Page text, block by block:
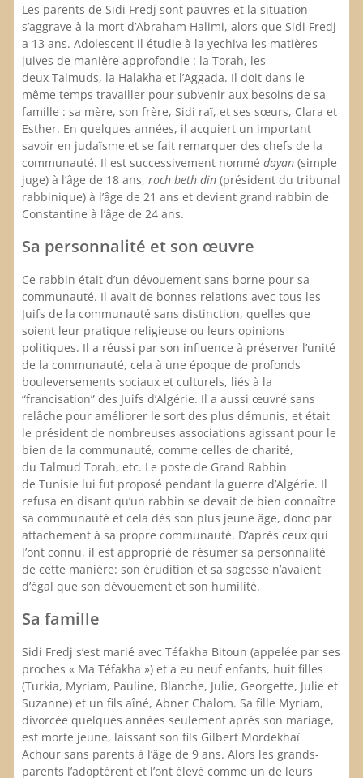
Les parents de Sidi Fredj sont pauvres et la situation
s’aggrave à la mort d’Abraham Halimi, alors que Sidi Fredj
a 13 ans. Adolescent il étudie à la yechiva les matières
juives de manière approfondie : la Torah, les
deux Talmuds, la Halakha et l’Aggada. Il doit dans le
même temps travailler pour subvenir aux besoins de sa
famille : sa mère, son frère, Sidi raï, et ses sœurs, Clara et
Esther. En quelques années, il acquiert un important
savoir en judaïsme et se fait remarquer des chefs de la
communauté. Il est successivement nommé dayan(simple
juge) à l’âge de 18 ans, roch beth din(président du tribunal
rabbinique) à l’âge de 21 ans et devient grand rabbin de
Constantine à l’âge de 24 ans.
Sa personnalité et son œuvre
Ce rabbin était d’un dévouement sans borne pour sa
communauté. Il avait de bonnes relations avec tous les
Juifs de la communauté sans distinction, quelles que
soient leur pratique religieuse ou leurs opinions
politiques. Il a réussi par son influence à préserver l’unité
de la communauté, cela à une époque de profonds
bouleversements sociaux et culturels, liés à la
“francisation” des Juifs d’Algérie. Il a aussi œuvré sans
relâche pour améliorer le sort des plus démunis, et était
le président de nombreuses associations agissant pour le
bien de la communauté, comme celles de charité,
du Talmud Torah, etc. Le poste de Grand Rabbin
de Tunisie lui fut proposé pendant la guerre d’Algérie. Il
refusa en disant qu’un rabbin se devait de bien connaître
sa communauté et cela dès son plus jeune âge, donc par
attachement à sa propre communauté. D’après ceux qui
l’ont connu, il est approprié de résumer sa personnalité
de cette manière: son érudition et sa sagesse n’avaient
d’égal que son dévouement et son humilité.
Sa famille
Sidi Fredj s’est marié avec Téfakha Bitoun (appelée par ses
proches « Ma Téfakha ») et a eu neuf enfants, huit filles
(Turkia, Myriam, Pauline, Blanche, Julie, Georgette, Julie et
Suzanne) et un fils aîné, Abner Chalom. Sa fille Myriam,
divorcée quelques années seulement après son mariage,
est morte jeune, laissant son fils Gilbert Mordekhaï
Achour sans parents à l’âge de 9 ans. Alors les grands-
parents l’adoptèrent et l’ont élevé comme un de leurs